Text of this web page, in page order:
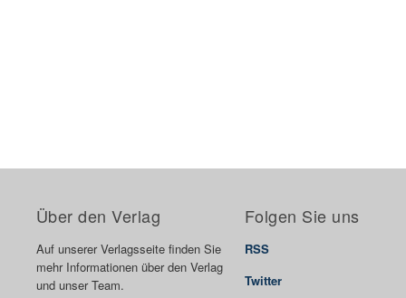
Über den Verlag
Auf unserer Verlagsseite finden Sie
mehr Informationen über den Verlag
und unser Team.
Folgen Sie uns
RSS
Twitter